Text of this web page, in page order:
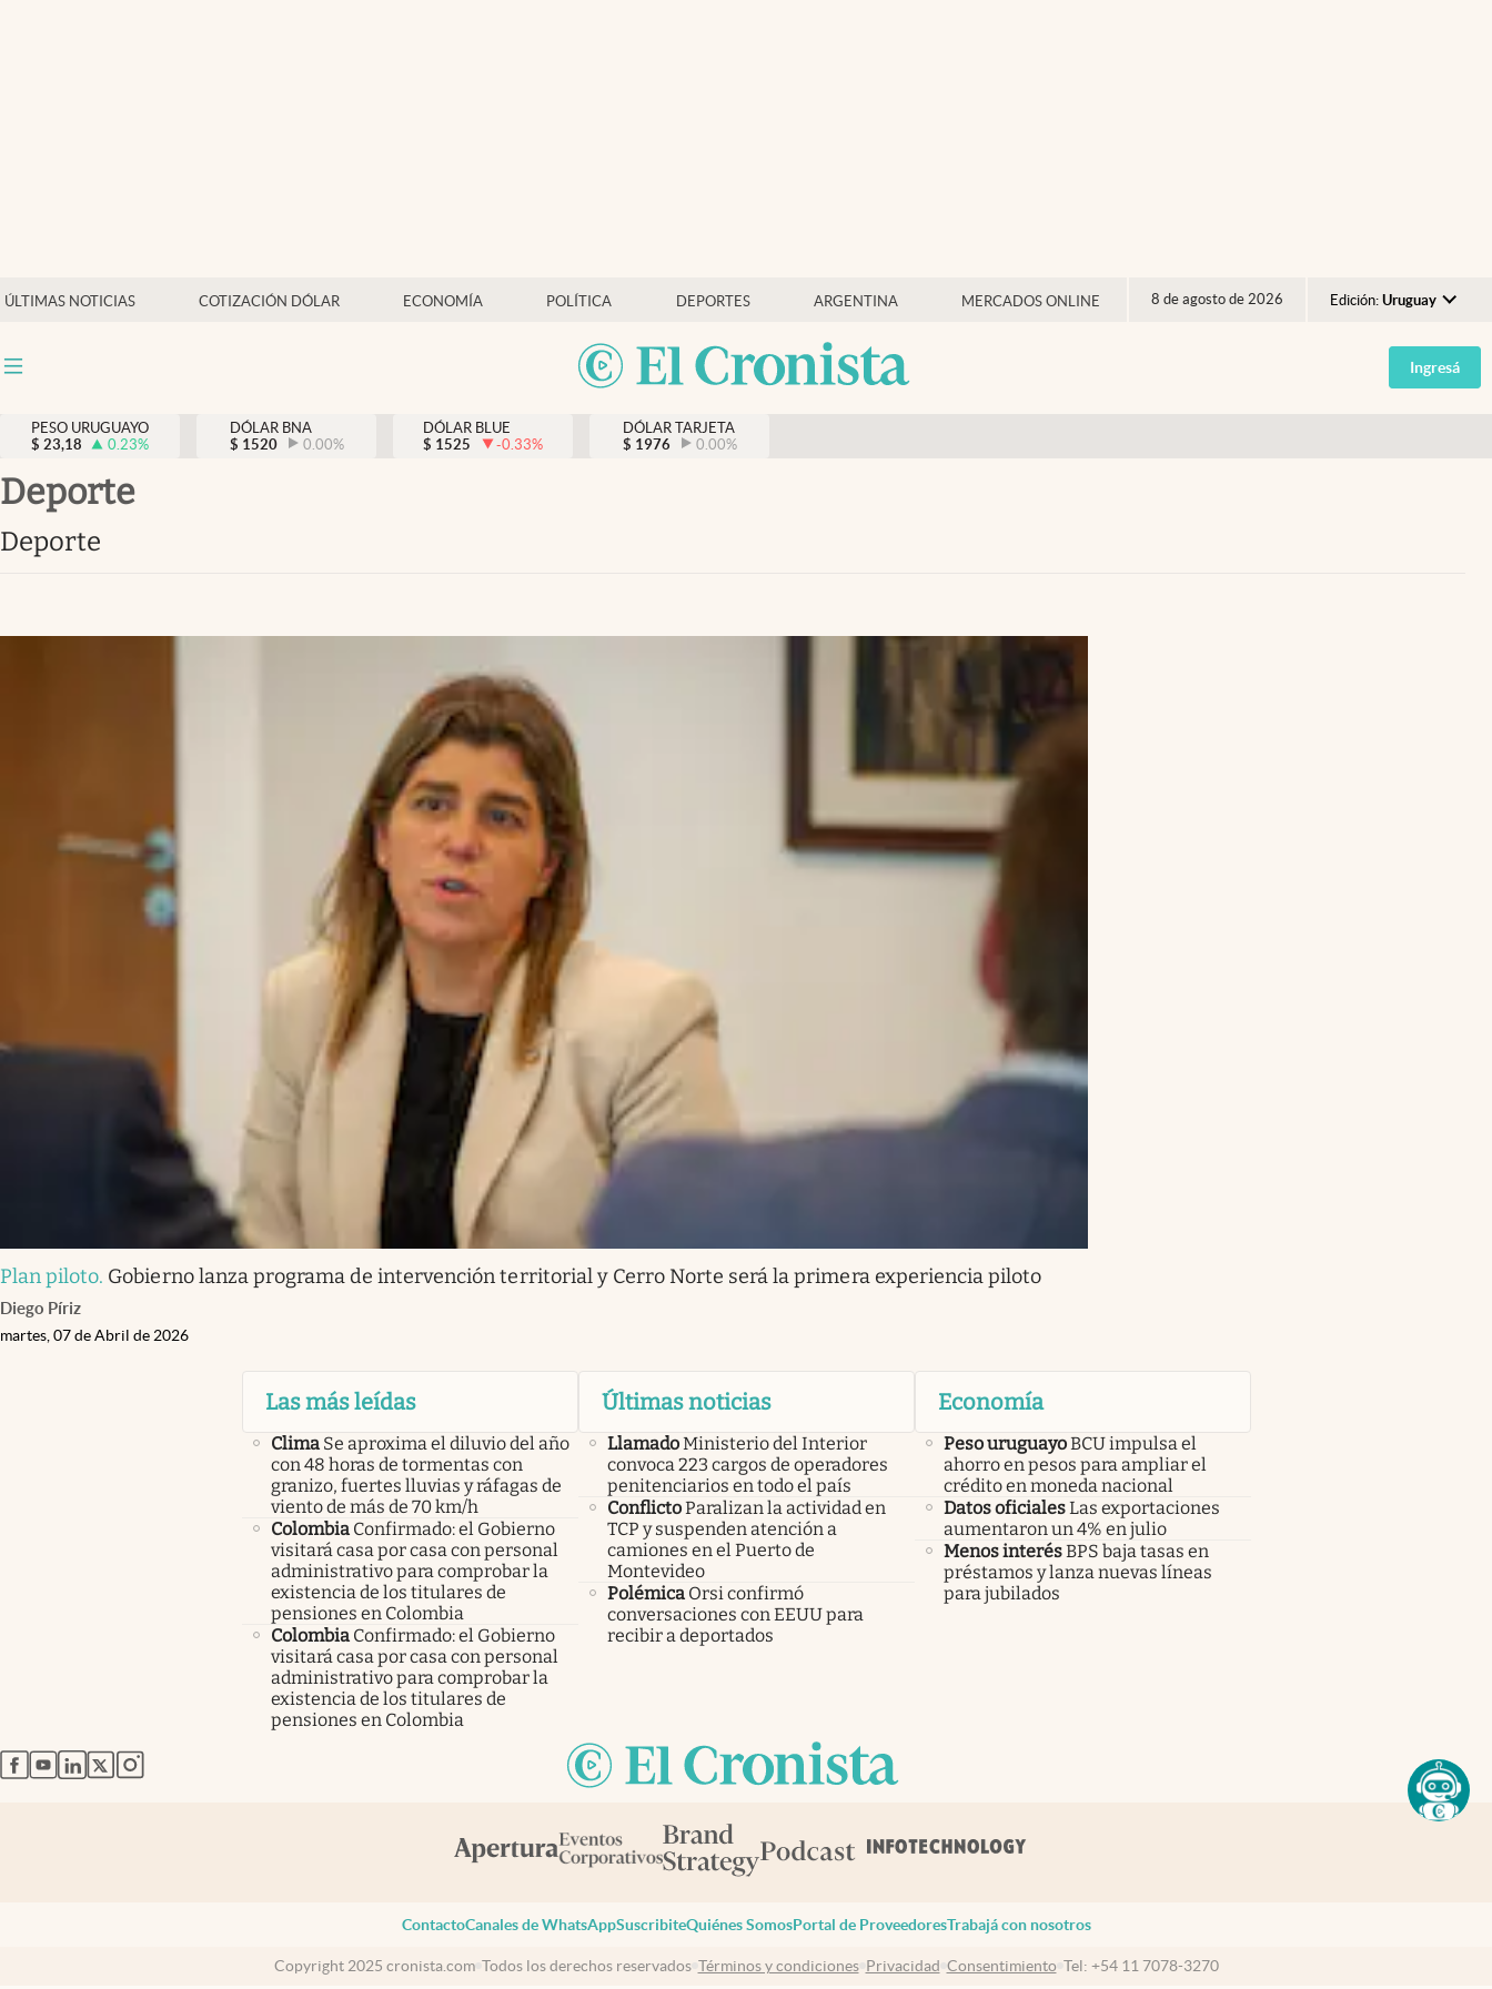
ÚLTIMAS NOTICIAS COTIZACIÓN DÓLAR ECONOMÍA POLÍTICA DEPORTES ARGENTINA MERCADOS ONLINE 8 de agosto de 2026 Edición: Uruguay
Argentina
España
Ingresá
PESO URUGUAYO
$ 23,18 0.23%
DÓLAR BNA
$ 1520 0.00%
DÓLAR BLUE
$ 1525 -0.33%
DÓLAR TARJETA
$ 1976 0.00%
deporte
deporte
Plan piloto. Gobierno lanza programa de intervención territorial y Cerro Norte será la primera experiencia piloto
Diego Píriz
martes, 07 de Abril de 2026
Las más leídas
Clima Se aproxima el diluvio del año
con 48 horas de tormentas con
granizo, fuertes lluvias y ráfagas de
viento de más de 70 km/h
Colombia Confirmado: el Gobierno
visitará casa por casa con personal
administrativo para comprobar la
existencia de los titulares de
pensiones en Colombia
Colombia Confirmado: el Gobierno
visitará casa por casa con personal
administrativo para comprobar la
existencia de los titulares de
pensiones en Colombia
Últimas noticias
LlamadoMinisterio del Interior
convoca 223 cargos de operadores
penitenciarios en todo el país
ConflictoParalizan la actividad en
TCP y suspenden atención a
camiones en el Puerto de
Montevideo
Polémica Orsi confirmó
conversaciones con EEUU para
recibir a deportados
Economía
Peso uruguayoBCU impulsa el
ahorro en pesos para ampliar el
crédito en moneda nacional
Datos oficialesLas exportaciones
aumentaron un 4% en julio
Menos interésBPS baja tasas en
préstamos y lanza nuevas líneas
para jubilados
abre en nueva pestaña
abre en nueva pestaña
abre en nueva pestaña
abre en nueva pestaña
abre en nueva pestaña
ContactoCanales de WhatsAppSuscribiteQuiénes SomosPortal de ProveedoresTrabajá con nosotros
Copyright 2025 cronista.com Todos los derechos reservados Términos y condiciones Privacidad Consentimiento Tel: +54 11 7078-3270